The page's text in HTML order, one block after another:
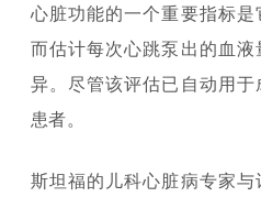
心脏功能的一个重要指标
而估计每次心跳泵出的血
异。尽管该评估已自动用
患者。
斯坦福的儿科心脏病专家